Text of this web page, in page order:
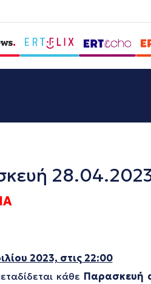
2023, στις 22:00
κάθε Παρασκευή